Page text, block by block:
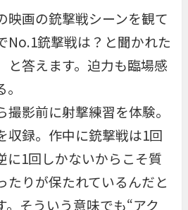
映画の銃撃戦シーンを観て
No.1銃撃戦は？と聞かれた
と答えます。迫力も臨場感
影前に射撃練習を体験。
収録。作中に銃撃戦は1回
に1回しかないからこそ質
たりが保たれているんだと
。そういう意味でも“アク